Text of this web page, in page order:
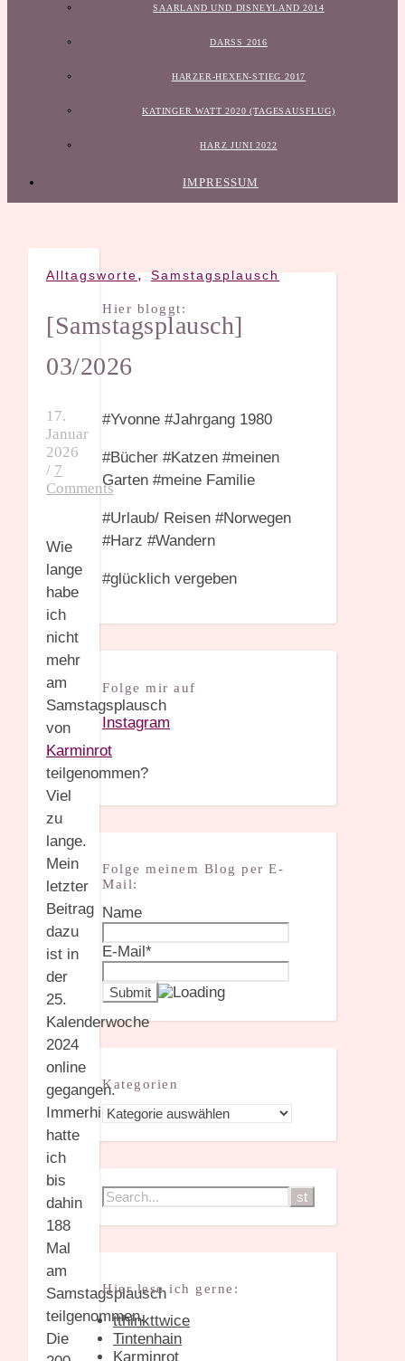
SAARLAND UND DISNEYLAND 2014
DARSS 2016
HARZER-HEXEN-STIEG 2017
KATINGER WATT 2020 (TAGESAUSFLUG)
HARZ JUNI 2022
IMPRESSUM
Alltagsworte, Samstagsplausch
[Samstagsplausch]
03/2026
17.
Januar
2026
/ 7
Comments
Wie
lange
habe
ich
nicht
mehr
am
Samstagsplausch
von
Karminrot
teilgenommen?
Viel
zu
lange.
Mein
letzter
Beitrag
dazu
ist in
der
25.
Kalenderwoche
2024
online
gegangen.
Immerhin
hatte
ich
bis
dahin
188
Mal
am
Samstagsplausch
teilgenommen.
Die
Hier bloggt:
#Yvonne #Jahrgang 1980
#Bücher #Katzen #meinen
Garten #meine Familie
#Urlaub/ Reisen #Norwegen
#Harz #Wandern
#glücklich vergeben
Folge mir auf
Instagram
Folge meinem Blog per E-
Mail:
Name
E-Mail*
Kategorien
Kategorien
Hier lese ich gerne:
tthinkttwice
Tintenhain
Karminrot